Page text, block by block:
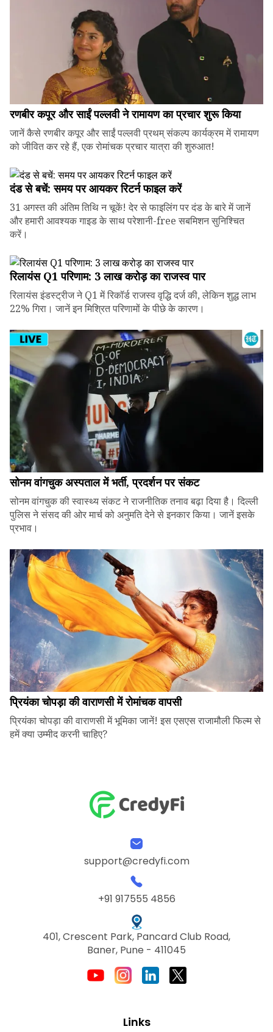
रणबीर कपूर और साईं पल्लवी ने रामायण का प्रचार शुरू किया
जानें कैसे रणबीर कपूर और साईं पल्लवी प्रथम् संकल्प कार्यक्रम में रामायण
को जीवित कर रहे हैं, एक रोमांचक प्रचार यात्रा की शुरुआत!
दंड से बचें: समय पर आयकर रिटर्न फाइल करें
31 अगस्त की अंतिम तिथि न चूकें! देर से फाइलिंग पर दंड के बारे में जानें
और हमारी आवश्यक गाइड के साथ परेशानी-free सबमिशन सुनिश्चित
करें।
रिलायंस Q1 परिणाम: ₹3 लाख करोड़ का राजस्व पार
रिलायंस इंडस्ट्रीज ने Q1 में रिकॉर्ड राजस्व वृद्धि दर्ज की, लेकिन शुद्ध लाभ
22% गिरा। जानें इन मिश्रित परिणामों के पीछे के कारण।
सोनम वांगचुक अस्पताल में भर्ती, प्रदर्शन पर संकट
सोनम वांगचुक की स्वास्थ्य संकट ने राजनीतिक तनाव बढ़ा दिया है। दिल्ली
पुलिस ने संसद की ओर मार्च को अनुमति देने से इनकार किया। जानें इसके
प्रभाव।
प्रियंका चोपड़ा की वाराणसी में रोमांचक वापसी
प्रियंका चोपड़ा की वाराणसी में भूमिका जानें! इस एसएस राजामौली फिल्म से
हमें क्या उम्मीद करनी चाहिए?
support@credyfi.com
+91 917555 4856
401, Crescent Park, Pancard Club Road,
Baner, Pune - 411045
Links